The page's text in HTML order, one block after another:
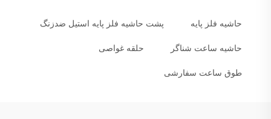
حاشیه فلز پایه پشت حاشیه فلز پایه استیل ضدزنگ
حاشیه ساعت شناگر حلقه غواصی
طوق ساعت سفارشی